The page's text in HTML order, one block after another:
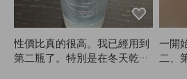
性價比真的很高。我已經用到
第二瓶了。特別是在冬天乾燥
一開
二、